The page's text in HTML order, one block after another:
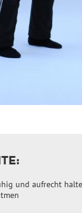
und aufrecht